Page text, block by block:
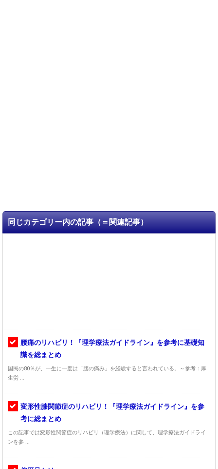
同じカテゴリー内の記事（＝関連記事）
腰痛のリハビリ！『理学療法ガイドライン』を参考に基礎知
識を総まとめ
国民の80％が、一生に一度は「腰の痛み」を経験すると言われている。～参考：厚
生労 ...
変形性膝関節症のリハビリ！『理学療法ガイドライン』を参
考に総まとめ
この記事では変形性関節症のリハビリ（理学療法）に関して、理学療法ガイドライ
ンを参 ...